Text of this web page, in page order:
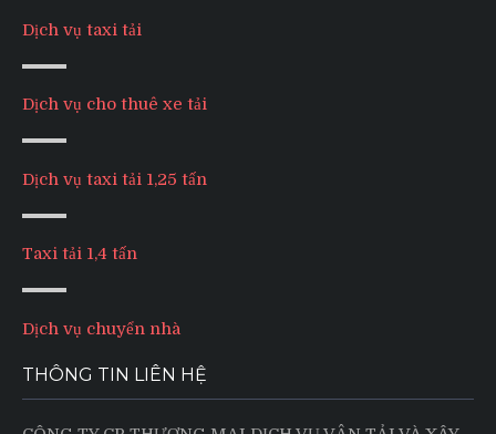
Dịch vụ taxi tải
Dịch vụ cho thuê xe tải
Dịch vụ taxi tải 1,25 tấn
Taxi tải 1,4 tấn
Dịch vụ chuyển nhà
THÔNG TIN LIÊN HỆ